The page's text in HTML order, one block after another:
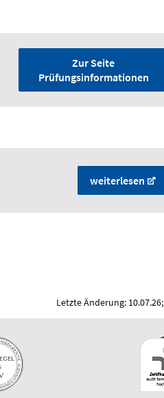
Zur Seite
Prüfungsinformationen
weiterlesen
Letzte Änderung: 10.07.26;